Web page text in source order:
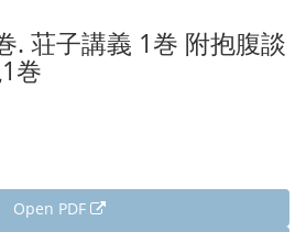
. 荘子講義 1巻 附抱腹談
巻
Open PDF